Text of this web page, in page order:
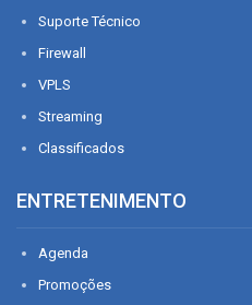
Suporte Técnico
Firewall
VPLS
Streaming
Classificados
ENTRETENIMENTO
Agenda
Promoções